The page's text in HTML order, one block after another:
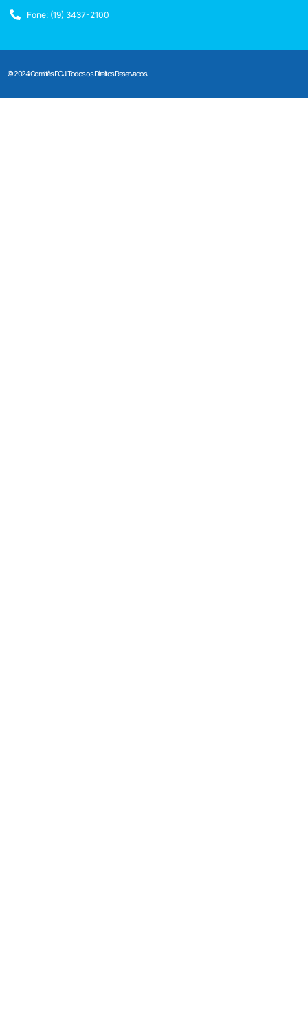
Fone: (19) 3437-2100
© 2024 Comitês PCJ. Todos os Direitos Reservados.